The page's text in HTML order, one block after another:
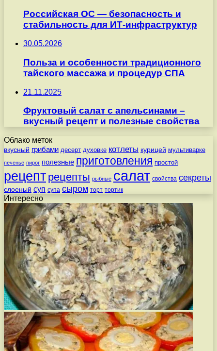
Российская ОС — безопасность и
стабильность для ИТ-инфраструктур
30.05.2026
Польза и особенности традиционного
тайского массажа и процедур СПА
21.11.2025
Фруктовый салат с апельсинами –
вкусный рецепт и полезные свойства
Облако меток
вкусный грибами десерт духовке котлеты курицей мультиварке
печенье пирог полезные приготовления простой
рецепт рецепты рыбные салат свойства секреты
слоеный суп супа сыром торт тортик
Интересно